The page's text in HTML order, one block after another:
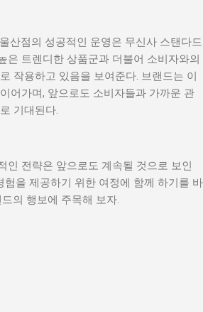
산점의 성공적인 운영은 무신사 스탠다드
은 트렌디한 상품군과 더불어 소비자와의
작용하고 있음을 보여준다. 브랜드는 이
어가며, 앞으로도 소비자들과 가까운 관
기대된다.
인 전략은 앞으로도 계속될 것으로 보인
험을 제공하기 위한 여정에 함께 하기를 바
의 행보에 주목해 보자.